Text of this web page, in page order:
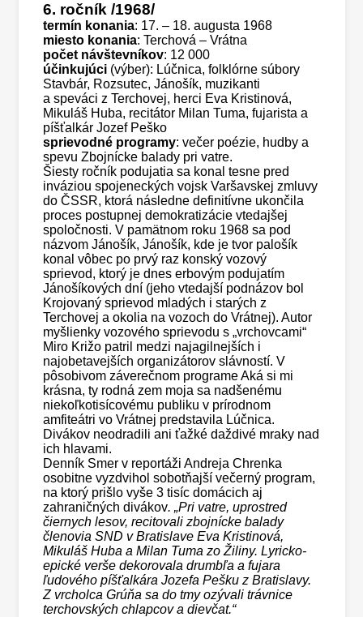
6. ročník /1968/
termín konania: 17. – 18. augusta 1968
miesto konania: Terchová – Vrátna
počet návštevníkov: 12 000
účinkujúci (výber): Lúčnica, folklórne súbory
Stavbár, Rozsutec, Jánošík, muzikanti
a speváci z Terchovej, herci Eva Kristinová,
Mikuláš Huba, recitátor Milan Tuma, fujarista a
píšťalkár Jozef Peško
sprievodné programy: večer poézie, hudby a
spevu Zbojnícke balady pri vatre.
Šiesty ročník podujatia sa konal tesne pred
inváziou spojeneckých vojsk Varšavskej zmluvy
do ČSSR, ktorá následne definitívne ukončila
proces postupnej demokratizácie vtedajšej
spoločnosti. V pamätnom roku 1968 sa pod
názvom Jánošík, Jánošík, kde je tvor palošík
konal vôbec po prvý raz konský vozový
sprievod, ktorý je dnes erbovým podujatím
Jánošíkových dní (jeho vtedajší podnázov bol
Krojovaný sprievod mladých i starých z
Terchovej a okolia na vozoch do Vrátnej). Autor
myšlienky vozového sprievodu s „vrchovcami“
Miro Križo patril medzi najagilnejších i
najobetavejších organizátorov slávností. V
pôsobivom záverečnom programe Aká si mi
krásna, ty rodná zem moja sa nadšenému
niekoľkotisícovému publiku v prírodnom
amfiteátri vo Vrátnej predstavila Lúčnica.
Divákov neodradili ani ťažké daždivé mraky nad
ich hlavami.
Denník Smer v reportáži Andreja Chrenka
osobitne vyzdvihol sobotňajší večerný program,
na ktorý prišlo vyše 3 tisíc domácich aj
zahraničných divákov. „Pri vatre, uprostred
čiernych lesov, recitovali zbojnícke balady
členovia SND v Bratislave Eva Kristinová,
Mikuláš Huba a Milan Tuma zo Žiliny. Lyricko-
epické verše dekorovala drumbľa a fujara
ľudového píšťalkára Jozefa Pešku z Bratislavy.
Z vrcholca Grúňa sa do tmy ozývali trávnice
terchovských chlapcov a dievčat.“